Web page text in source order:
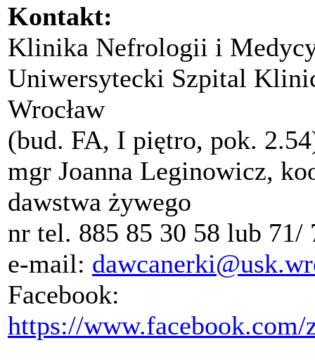
Kontakt:
Klinika Nefrologii i
Uniwersytecki Szpital
Wrocław
(bud. FA, I piętro, pok.
mgr Joanna Leginowicz,
dawstwa żywego
nr tel. 885 85 30 58 lub 71/
e-mail:
Facebook:
https://